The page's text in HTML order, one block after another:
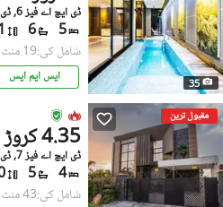
35
ڈی ایچ اے فیز 6, ڈی ایچ اے ڈیفینس
5
6
1
شامل کی:19 منٹ پہل
ایس ایم ایس
مقبول ترین
4.35 کروڑ
ڈی ایچ اے فیز 7, ڈی ایچ اے ڈیفینس
4
5
شامل کی:43 منٹ پہل